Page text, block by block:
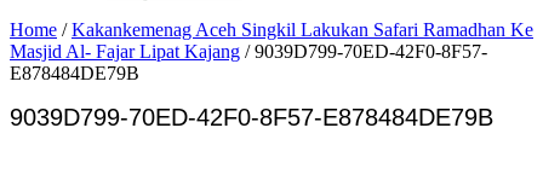
Home /Kakankemenag Aceh Singkil Lakukan Safari Ramadhan Ke
Masjid Al- Fajar Lipat Kajang /9039D799-70ED-42F0-8F57-
E878484DE79B
9039D799-70ED-42F0-8F57-E878484DE79B